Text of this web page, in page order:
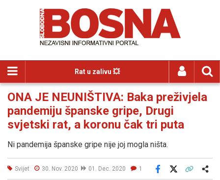
Rat u zalivu 💥
ONA JE NEUNIŠTIVA: Baka preživjela
pandemiju španske gripe, Drugi
svjetski rat, a koronu čak tri puta
Ni pandemija španske gripe nije joj mogla ništa.
Svijet 30. Nov. 2020 01. Dec. 2020 1
Facebook